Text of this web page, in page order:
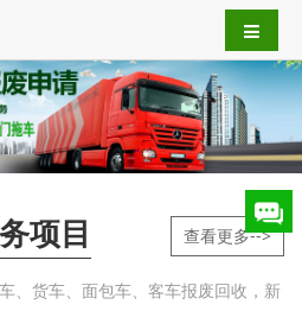
项目
、货车、面包车、客车报废回收，新
查看更多-->